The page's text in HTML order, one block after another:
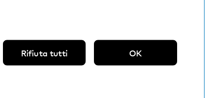
Rifiuta tutti OK